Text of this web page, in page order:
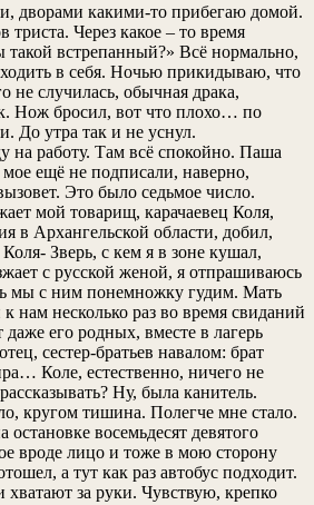
дворами какими-то прибегаю домой.
триста. Через какое – то время
такой встрепанный?» Всё нормально,
в себя. Ночью прикидываю, что
не случилась, обычная драка,
Нож бросил, вот что плохо… по
До утра так и не уснул.
на работу. Там всё спокойно. Паша
мое ещё не подписали, наверно,
Это было седьмое число.
мой товарищ, карачаевец Коля,
в Архангельской области, добил,
Зверь, с кем я в зоне кушал,
с русской женой, я отпрашиваюсь
мы с ним понемножку гудим. Мать
нам несколько раз во время свиданий
даже его родных, вместе в лагерь
сестер-братьев навалом: брат
Коле, естественно, ничего не
Ну, была канитель.
кругом тишина. Полегче мне стало.
восемьдесят девятого
вроде лицо и тоже в мою сторону
а тут как раз автобус подходит.
хватают за руки. Чувствую, крепко